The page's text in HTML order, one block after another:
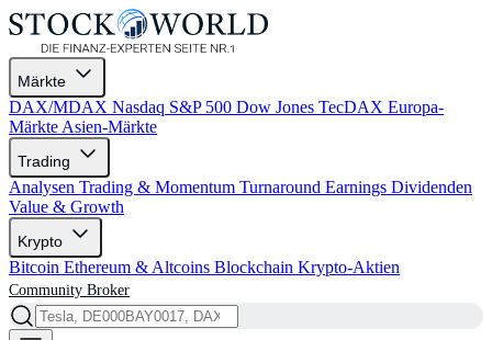
Märkte
DAX/MDAX Nasdaq S&P 500 Dow Jones TecDAX Europa-
Märkte Asien-Märkte
Trading
Analysen Trading & Momentum Turnaround Earnings Dividenden
Value & Growth
Krypto
Bitcoin Ethereum & Altcoins Blockchain Krypto-Aktien
Community Broker